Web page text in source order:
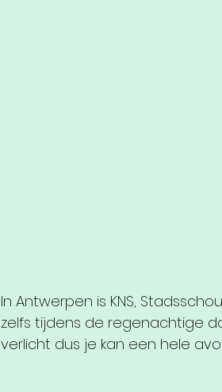
In Antwerpen is KNS,
zelfs tijdens de regenachtige
verlicht dus je kan een hele